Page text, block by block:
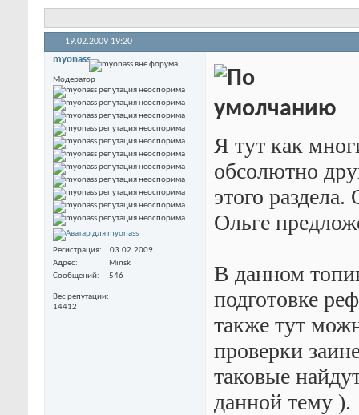
19.02.2009 19:20
myonass
Модератор
Регистрация
03.02.2009
Адрес
Minsk
Сообщений
546
Вес репутации
14412
Я тут как
обсолютно
этого
Ольге
В данном
подготовке
также тут
проверки
таковые
данной тему ).